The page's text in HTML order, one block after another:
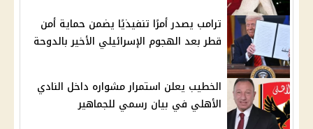
ترامب يصدر أمرًا تنفيذيًا يضمن حماية أمن
قطر بعد الهجوم الإسرائيلي الأخير بالدوحة
الخطيب يعلن استمرار مشواره داخل النادي
الأهلي في بيان رسمي للجماهير